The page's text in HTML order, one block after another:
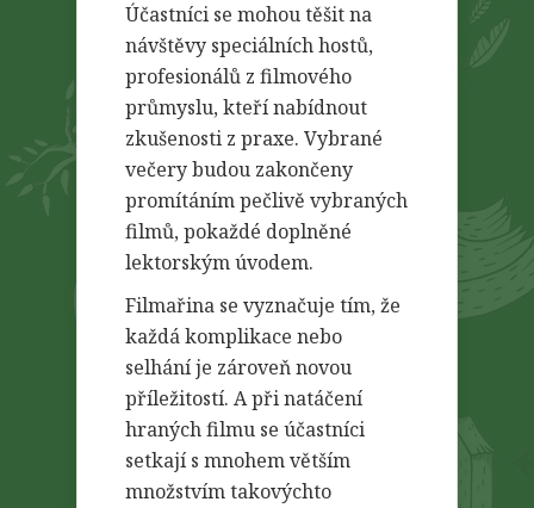
Účastníci se mohou těšit na
návštěvy speciálních hostů,
profesionálů z filmového
průmyslu, kteří nabídnout
zkušenosti z praxe. Vybrané
večery budou zakončeny
promítáním pečlivě vybraných
filmů, pokaždé doplněné
lektorským úvodem.
Filmařina se vyznačuje tím, že
každá komplikace nebo
selhání je zároveň novou
příležitostí. A při natáčení
hraných filmu se účastníci
setkají s mnohem větším
množstvím takovýchto